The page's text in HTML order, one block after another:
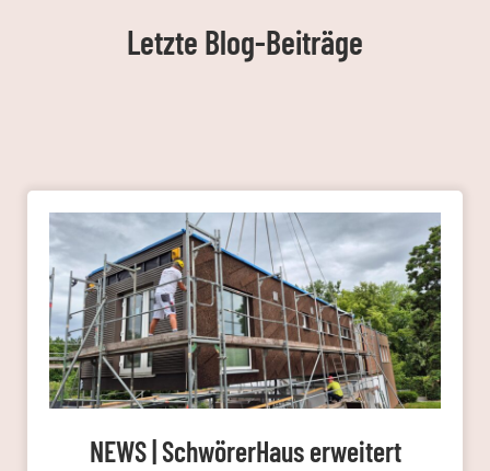
Letzte Blog-Beiträge
NEWS | SchwörerHaus erweitert